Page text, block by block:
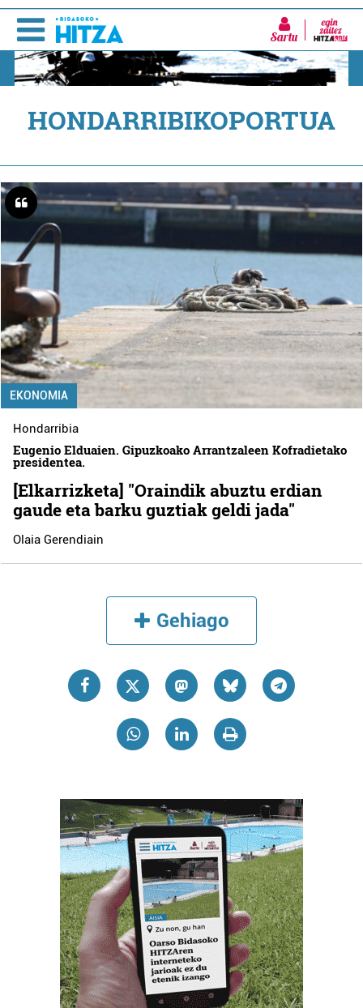
Sartu
HONDARRIBIKOPORTUA
EKONOMIA
Hondarribia
Eugenio Elduaien. Gipuzkoako Arrantzaleen Kofradietako
presidentea.
[Elkarrizketa] "Oraindik abuztu erdian
gaude eta barku guztiak geldi jada"
Olaia Gerendiain
Gehiago